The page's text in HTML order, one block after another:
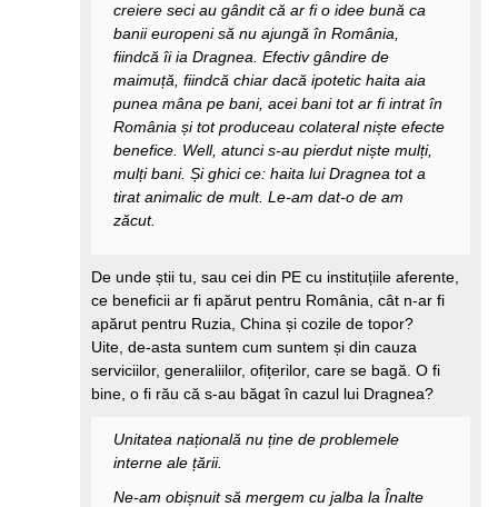
creiere seci au gândit că ar fi o idee bună ca
banii europeni să nu ajungă în România,
fiindcă îi ia Dragnea. Efectiv gândire de
maimuță, fiindcă chiar dacă ipotetic haita aia
punea mâna pe bani, acei bani tot ar fi intrat în
România și tot produceau colateral niște efecte
benefice. Well, atunci s-au pierdut niște mulți,
mulți bani. Și ghici ce: haita lui Dragnea tot a
tirat animalic de mult. Le-am dat-o de am
zăcut.
De unde știi tu, sau cei din PE cu instituțiile aferente,
ce beneficii ar fi apărut pentru România, cât n-ar fi
apărut pentru Ruzia, China și cozile de topor?
Uite, de-asta suntem cum suntem și din cauza
serviciilor, generaliilor, ofițerilor, care se bagă. O fi
bine, o fi rău că s-au băgat în cazul lui Dragnea?
Unitatea națională nu ține de problemele
interne ale țării.
Ne-am obișnuit să mergem cu jalba la Înalte